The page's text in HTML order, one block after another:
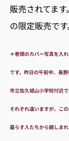
販売されてま
の限定販売です
＊巻頭のカバー写真を入
です。昨日の午前中、長
市立佐久城山小学校付近
それぞれ違いますが、こ
暮らす人たちから親しま